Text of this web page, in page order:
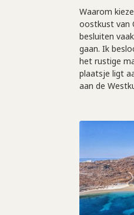
Waarom
oostkust van
besluiten
gaan. Ik
het rustige
plaatsje ligt
aan de